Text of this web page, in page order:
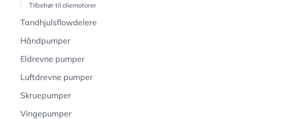
Tilbehør til oliemotorer
Tandhjulsflowdelere
Håndpumper
Eldrevne pumper
Luftdrevne pumper
Skruepumper
Vingepumper